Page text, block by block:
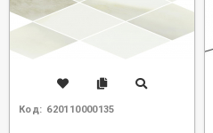
Код: 620110000135